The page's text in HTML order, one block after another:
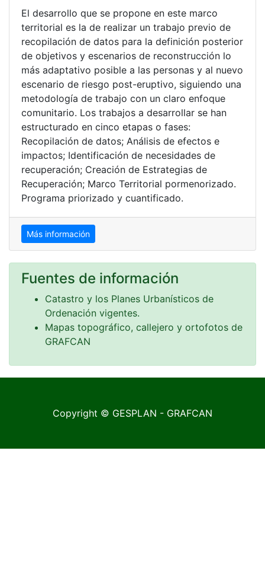
El desarrollo que se propone en este marco
territorial es la de realizar un trabajo previo de
recopilación de datos para la definición posterior
de objetivos y escenarios de reconstrucción lo
más adaptativo posible a las personas y al nuevo
escenario de riesgo post-eruptivo, siguiendo una
metodología de trabajo con un claro enfoque
comunitario. Los trabajos a desarrollar se han
estructurado en cinco etapas o fases:
Recopilación de datos; Análisis de efectos e
impactos; Identificación de necesidades de
recuperación; Creación de Estrategias de
Recuperación; Marco Territorial pormenorizado.
Programa priorizado y cuantificado.
Más información
Fuentes de información
Catastro y los Planes Urbanísticos de
Ordenación vigentes.
Mapas topográfico, callejero y ortofotos de
GRAFCAN
Copyright © GESPLAN - GRAFCAN